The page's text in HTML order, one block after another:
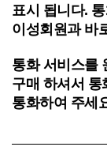
표시 됩니다.
이성회원과 바
통화 서비스를
구매 하셔서
통화하여 주세